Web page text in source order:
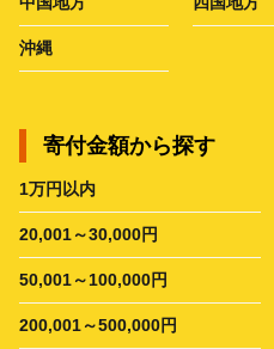
沖縄
寄付金額から探す
1万円以内
20,001～30,000円
50,001～100,000円
200,001～500,000円